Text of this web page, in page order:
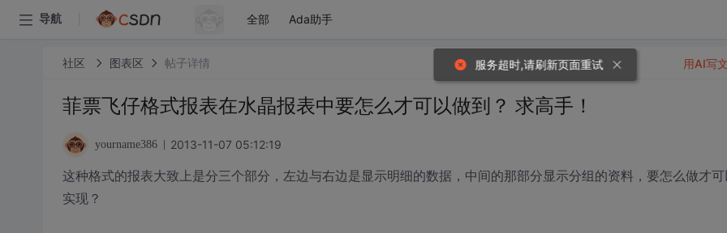
导航 全部 Ada助手
社区 图表区 帖子详情
菲票飞仔格式报表在水晶报表中要怎么才可以做到？ 求高手！
yourname386 2013-11-07 05:12:19
这种格式的报表大致上是分三个部分，左边与右边是显示明细的数据，中间的那部分显示分组的资料，要怎么做才可
实现？
用AI写
服务超时,请刷新页面重试